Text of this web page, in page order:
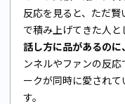
反応を見ると、ただ
で積み上げてきた人と
話し方に品があるの
ンネルやファンの反
ークが同時に愛され
す。